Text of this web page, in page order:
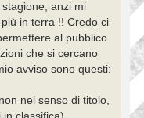
anzi mi
in terra !! Credo ci
al pubblico
che si cercano
avviso sono questi:
nel senso di titolo,